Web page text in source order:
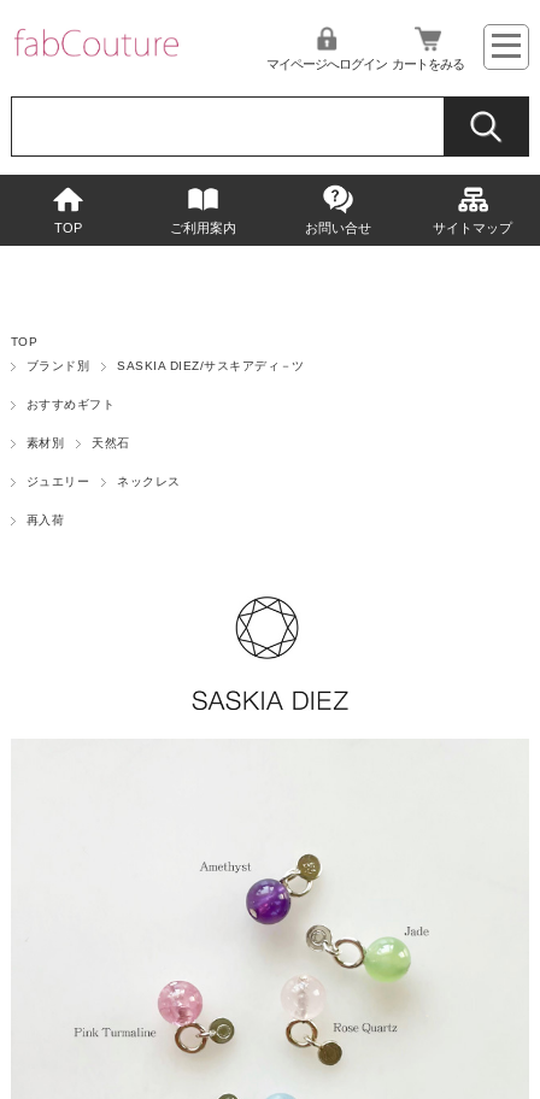
マイページへログイン カートをみる
TOP ご利用案内 お問い合せ サイトマップ
TOP
ブランド別
SASKIA DIEZ/サスキアディ－ツ
おすすめギフト
素材別 天然石
ジュエリー ネックレス
再入荷